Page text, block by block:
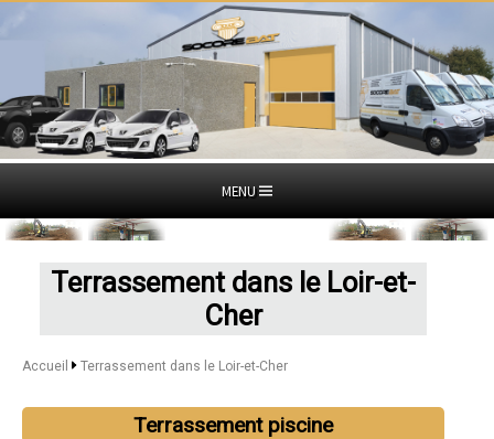
MENU
Terrassement dans le Loir-et-
Cher
Accueil Terrassement dans le Loir-et-Cher
Terrassement piscine